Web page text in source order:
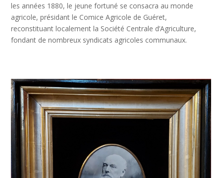
les années 1880, le jeune fortuné se consacra au monde
agricole, présidant le Comice Agricole de Guéret,
reconstituant localement la Société Centrale d’Agriculture,
fondant de nombreux syndicats agricoles communaux.